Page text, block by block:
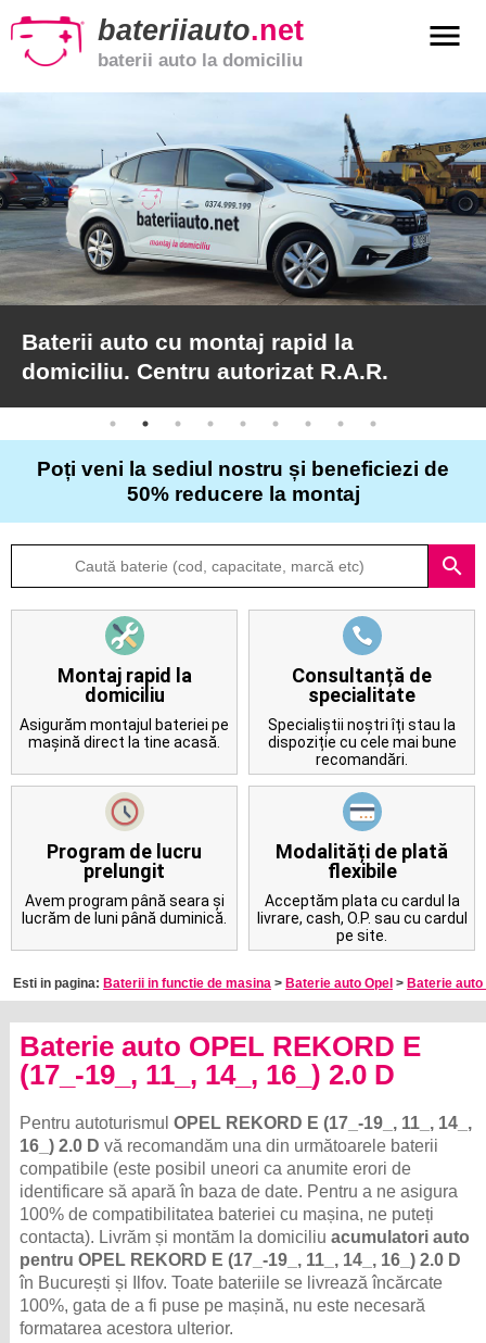
bateriiauto.net
baterii auto la domiciliu
menu
Baterii
moto
Baterii
de
camion
Articole
Despre
Contact
rapid la
R.A.R.
Centru autorizat
domiciliu, validare
Poți veni la sediul nostru și beneficiezi de
50% reducere la montaj
search
Montaj rapid la
domiciliu
Asigurăm montajul bateriei pe
mașină direct la tine acasă.
Consultanță de
specialitate
Specialiștii noștri îți stau la
dispoziție cu cele mai bune
recomandări.
Program de lucru
prelungit
Avem program până seara și
lucrăm de luni până duminică.
Modalități de plată
flexibile
Acceptăm plata cu cardul la
livrare, cash, O.P. sau cu cardul
pe site.
Esti in pagina: Baterii in functie de masina > Baterie auto Opel > Baterie auto
Baterie auto OPEL REKORD E
(17_-19_, 11_, 14_, 16_) 2.0 D
Pentru autoturismulOPEL REKORD E (17_-19_, 11_, 14_,
16_) 2.0 D vă recomandăm una din următoarele baterii
compatibile (este posibil uneori ca anumite erori de
identificare să apară în baza de date. Pentru a ne asigura
100% de compatibilitatea bateriei cu mașina, ne puteți
contacta). Livrăm și montăm la domiciliuacumulatori auto
pentru OPEL REKORD E (17_-19_, 11_, 14_, 16_) 2.0 D
în București și Ilfov. Toate bateriile se livrează încărcate
100%, gata de a fi puse pe mașină, nu este necesară
formatarea acestora ulterior.